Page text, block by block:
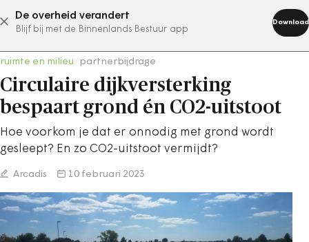
De overheid verandert
Blijf bij met de Binnenlands Bestuur app
Download
abonneer nu
ruimte en milieu partnerbijdrage
Circulaire dijkversterking
bespaart grond én CO2-uitstoot
Hoe voorkom je dat er onnodig met grond wordt
gesleept? En zo CO2-uitstoot vermijdt?
Arcadis 10 februari 2023